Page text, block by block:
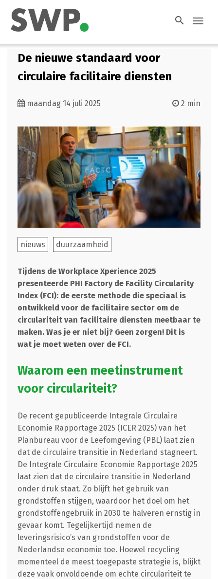
search
De nieuwe standaard voor
circulaire facilitaire diensten
maandag 14 juli 2025 2 min
nieuws duurzaamheid
Tijdens de Workplace Xperience 2025
presenteerde PHI Factory de Facility Circularity
Index (FCI): de eerste methode die speciaal is
ontwikkeld voor de facilitaire sector om de
circulariteit van facilitaire diensten meetbaar te
maken. Was je er niet bij? Geen zorgen! Dit is
wat je moet weten over de FCI.
Waarom een meetinstrument
voor circulariteit?
De recent gepubliceerde Integrale Circulaire
Economie Rapportage 2025 (ICER 2025) van het
Planbureau voor de Leefomgeving (PBL) laat zien
dat de circulaire transitie in Nederland stagneert.
De Integrale Circulaire Economie Rapportage 2025
laat zien dat de circulaire transitie in Nederland
onder druk staat. Zo blijft het gebruik van
grondstoffen stijgen, waardoor het doel om het
grondstoffengebruik in 2030 te halveren ernstig in
gevaar komt. Tegelijkertijd nemen de
leveringsrisico’s van grondstoffen voor de
Nederlandse economie toe. Hoewel recycling
momenteel de meest toegepaste strategie is, blijkt
deze vaak onvoldoende om echte circulariteit te